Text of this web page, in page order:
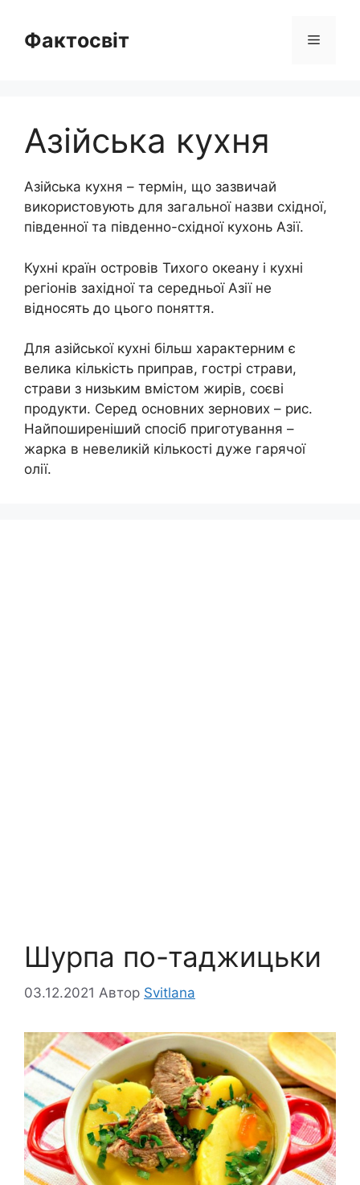
вмістуФактосвіт Меню
Азійська кухня
Азійська кухня – термін, що зазвичай
використовують для загальної назви східної,
південної та південно-східної кухонь Азії.
Кухні країн островів Тихого океану і кухні
регіонів західної та середньої Азії не
відносять до цього поняття.
Для азійської кухні більш характерним є
велика кількість приправ, гострі страви,
страви з низьким вмістом жирів, соєві
продукти. Серед основних зернових – рис.
Найпоширеніший спосіб приготування –
жарка в невеликій кількості дуже гарячої
олії.
Шурпа по-таджицьки
03.12.2021 Автор Svitlana